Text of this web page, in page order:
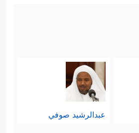
عبدالرشيد صوفي